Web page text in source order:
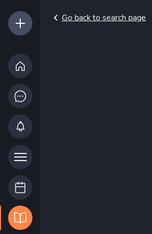
Go back to search page